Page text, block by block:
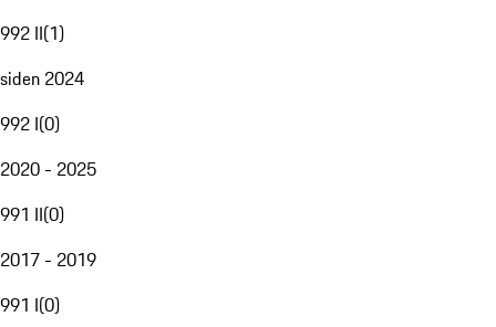
992 II(1)
siden 2024
992 I(0)
2020 - 2025
991 II(0)
2017 - 2019
991 I(0)